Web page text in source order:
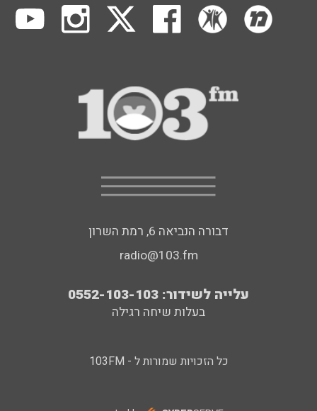
דבורה הנביאה 6, רמת השרון
radio@103.fm
עלייה לשידור: 0552-103-103
בעלות שיחה רגילה
כל הזכויות שמורות ל - 103FM